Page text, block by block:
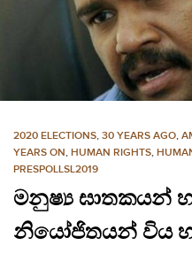
e
2020 ELECTIONS, 30 YEARS AGO,
YEARS ON, HUMAN RIGHTS,
PRESPOLLSL2019
මනුෂ්‍ය ඝාතකයන්
නියෝජිතයන් විය